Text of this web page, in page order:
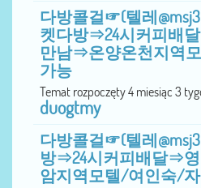
다방콜걸☞(텔레
켓다방⇒24시커피배
만남⇒온양온천지역
가능
Temat rozpoczęty 4 miesiąc 3
duogtmy
다방콜걸☞(텔레
방⇒24시커피배달⇒
암지역모텔/여인숙/